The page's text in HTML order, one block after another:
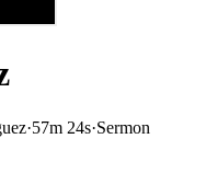
·57m 24s·Sermon